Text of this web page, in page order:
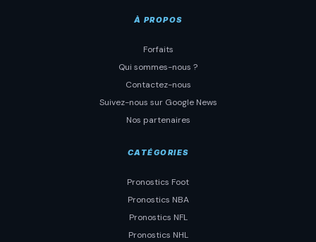
À PROPOS
Forfaits
Qui sommes-nous ?
Contactez-nous
Suivez-nous sur Google News
Nos partenaires
CATÉGORIES
Pronostics Foot
Pronostics NBA
Pronostics NFL
Pronostics NHL